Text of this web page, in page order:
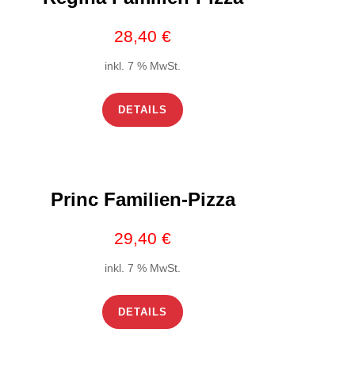
28,40 €
inkl. 7 % MwSt.
DETAILS
Princ Familien-Pizza
29,40 €
inkl. 7 % MwSt.
DETAILS